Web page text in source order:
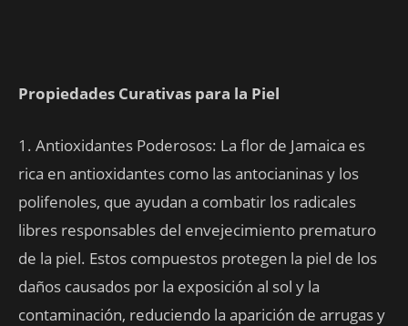
Propiedades Curativas para la Piel
1. Antioxidantes Poderosos: La flor de Jamaica es
rica en antioxidantes como las antocianinas y los
polifenoles, que ayudan a combatir los radicales
libres responsables del envejecimiento prematuro
de la piel. Estos compuestos protegen la piel de los
daños causados por la exposición al sol y la
contaminación, reduciendo la aparición de arrugas y